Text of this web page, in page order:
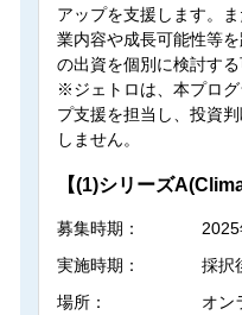
アップを支援します。
業内容や成長可能性等
の出資を個別に検討する
※ジェトロは、本プロ
プ支援を担当し、投資
しません。
【(1)シリーズ
募集時期：
実施時期：
採択
場所：
オン